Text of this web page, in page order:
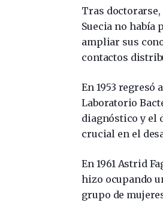
Tras doctorarse,
Suecia no había
ampliar sus
contactos
En 1953
Laboratorio
diagnóstico y el
crucial en el
En 1961 Astrid
hizo ocupando
grupo de